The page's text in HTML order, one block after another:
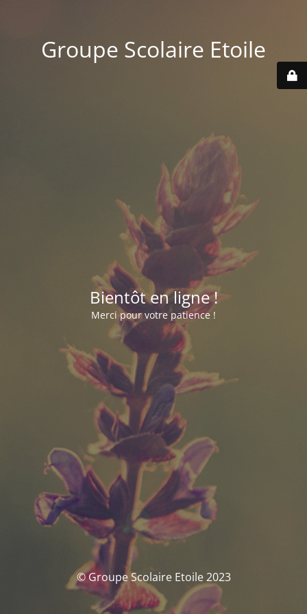
Groupe Scolaire Etoile
Bientôt en ligne !
Merci pour votre patience !
© Groupe Scolaire Etoile 2023